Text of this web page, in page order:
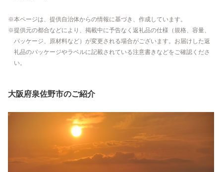
本ページは、提供自治体からの情報に基づき、作成しています。
提供元の都合などにより、掲載中に予告なく返礼品の仕様（規格、容量、
パッケージ、原材料など）が変更される場合がございます。お届けした返
礼品のパッケージやラベルに記載されている注意書きなどをご確認くださ
い。
大阪府泉佐野市のご紹介